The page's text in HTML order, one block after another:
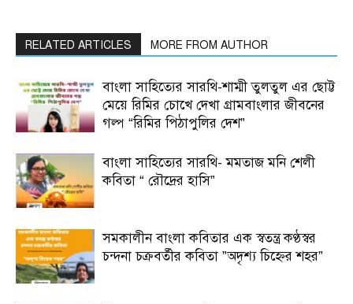
RELATED ARTICLES MORE FROM AUTHOR
বাংলা সাহিত্যের সারথি-শাম্মী তুলতুল এর ছোট্ট
মেয়ে রিমির চোখে দেখা গ্রামবাংলার জীবনের
গল্প “রিমির পিঠাপুলির দেশ”
বাংলা সাহিত্যের সারথি- মমতাজ মনি শেলী
কবিতা “ রৌদ্রের হাসি”
সমকালীন বাংলা কবিতার এক স্বতন্ত্র কণ্ঠস্বর
চন্দনা চক্রবর্তীর কবিতা ”অদৃশ্য চিহ্নের শহর”